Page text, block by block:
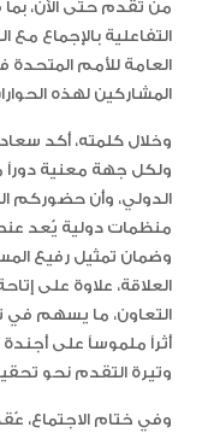
من تقدم حتى الآن،
التفاعلية بالإجماع مع
المشاركين لهذه
وخلال كلمته، أكد
ولكل جهة معنية دوراً
الدولي، وأن حضوركم
منظمات دولية يُعد
وضمان تمثيل رفيع
العلاقة، علاوة على
التعاون، ما يسهم
أثراً ملموساً على
وتيرة التقدم نحو
وفي ختام الاجتماع،